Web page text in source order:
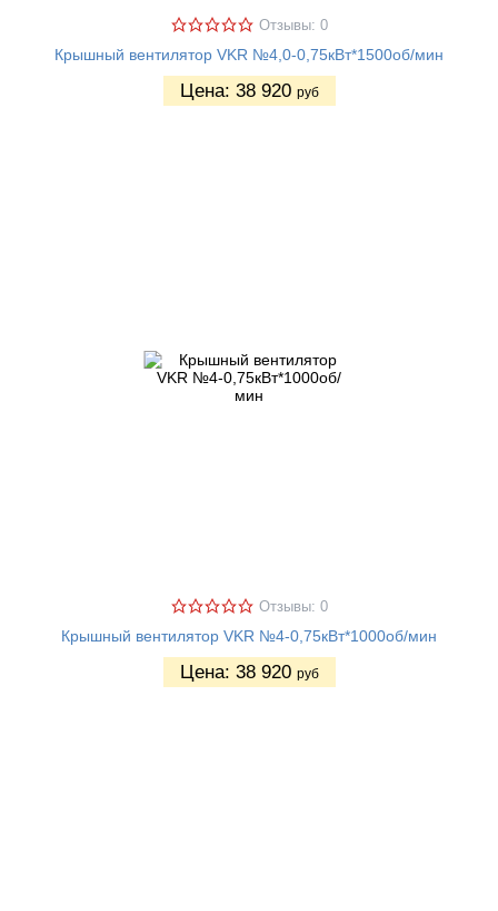
Отзывы: 0
Крышный вентилятор VKR №4,0-0,75кВт*1500об/мин
Цена: 38 920 руб
Отзывы: 0
Крышный вентилятор VKR №4-0,75кВт*1000об/мин
Цена: 38 920 руб